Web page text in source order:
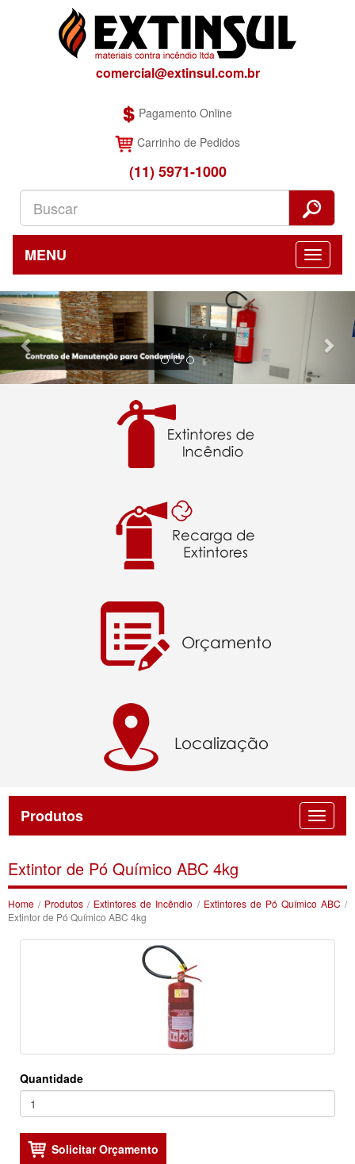
comercial@extinsul.com.br
Pagamento Online
Carrinho de Pedidos
(11) 5971-1000
MENU
Previous
Produtos
Extintor de Pó Químico ABC 4kg
Home / Produtos / Extintores de Incêndio / Extintores de Pó Químico ABC /
Extintor de Pó Químico ABC 4kg
Quantidade